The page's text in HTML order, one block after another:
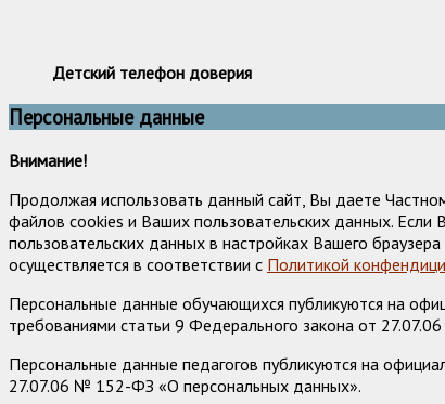
Детский телефон доверия
Персональные данные
Внимание!
Продолжая использовать данный сайт, Вы даете
файлов cookies и Ваших пользовательских данных.
пользовательских данных в настройках Вашего
осуществляется в соответствии с Политикой
Персональные данные обучающихся публикуются на
требованиями статьи 9 Федерального закона от
Персональные данные педагогов публикуются на
27.07.06 № 152-ФЗ «О персональных данных».